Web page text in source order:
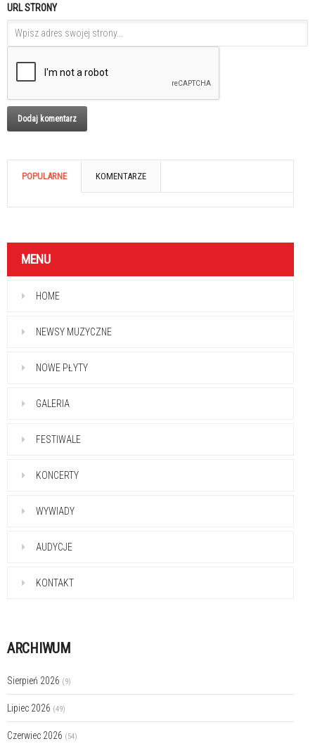
URL STRONY
POPULARNE KOMENTARZE
MENU
HOME
NEWSY MUZYCZNE
NOWE PŁYTY
GALERIA
FESTIWALE
KONCERTY
WYWIADY
AUDYCJE
KONTAKT
ARCHIWUM
Sierpień 2026 (9)
Lipiec 2026 (49)
Czerwiec 2026 (54)